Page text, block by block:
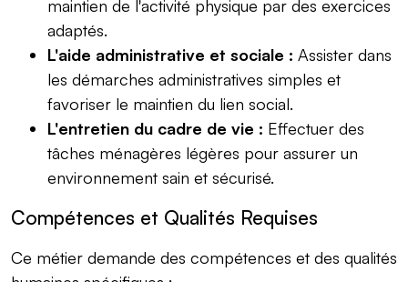
maintien de l'activité physique par des exercices
adaptés.
L'aide administrative et sociale : Assister dans
les démarches administratives simples et
favoriser le maintien du lien social.
L'entretien du cadre de vie : Effectuer des
tâches ménagères légères pour assurer un
environnement sain et sécurisé.
Compétences et Qualités Requises
Ce métier demande des compétences et des qualités